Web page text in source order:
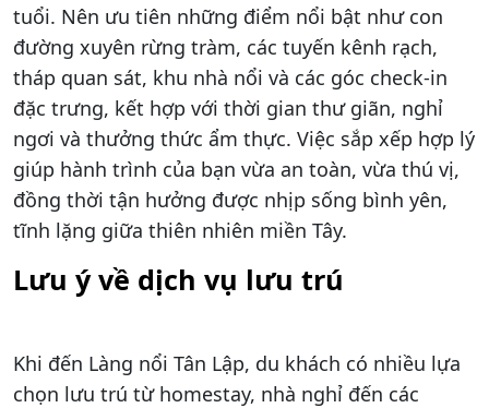
tuổi. Nên ưu tiên những điểm nổi bật như con
đường xuyên rừng tràm, các tuyến kênh rạch,
tháp quan sát, khu nhà nổi và các góc check-in
đặc trưng, kết hợp với thời gian thư giãn, nghỉ
ngơi và thưởng thức ẩm thực. Việc sắp xếp hợp lý
giúp hành trình của bạn vừa an toàn, vừa thú vị,
đồng thời tận hưởng được nhịp sống bình yên,
tĩnh lặng giữa thiên nhiên miền Tây.
Lưu ý về dịch vụ lưu trú
Khi đến Làng nổi Tân Lập, du khách có nhiều lựa
chọn lưu trú từ homestay, nhà nghỉ đến các